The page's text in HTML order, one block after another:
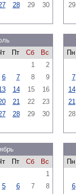
28 29 30
29
Пт Сб
Вс
1
2
6 7 8
9
14 15
16
21 22
23
28 29
30
Пн
7
14
21
28
Пт Сб
Вс
1
5 6 7
8
Пн
6